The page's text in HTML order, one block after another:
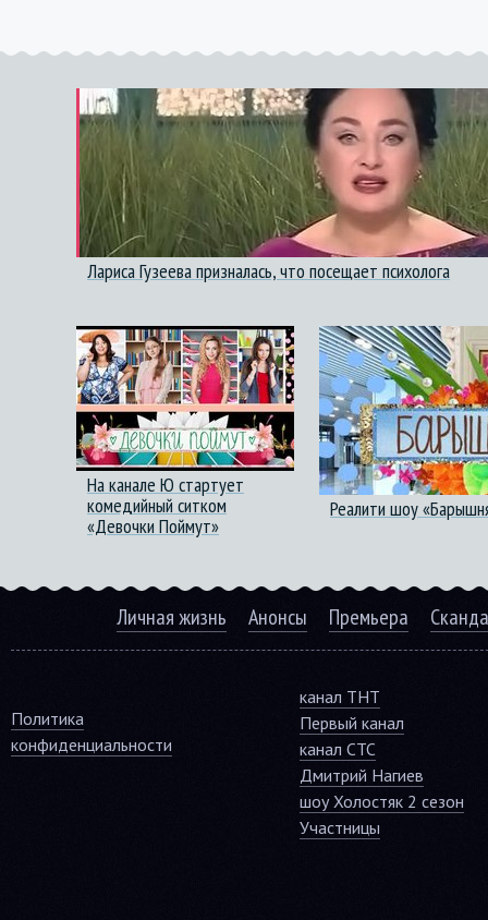
Лариса Гузеева призналась, что посещает психолога
На канале Ю стартует
комедийный ситком
«Девочки Поймут»
Реалити шоу
Личная жизнь Анонсы Премьера
Политика
конфиденциальности
канал ТНТ
Первый канал
канал СТС
Дмитрий Нагиев
шоу Холостяк 2 сезон
Участницы